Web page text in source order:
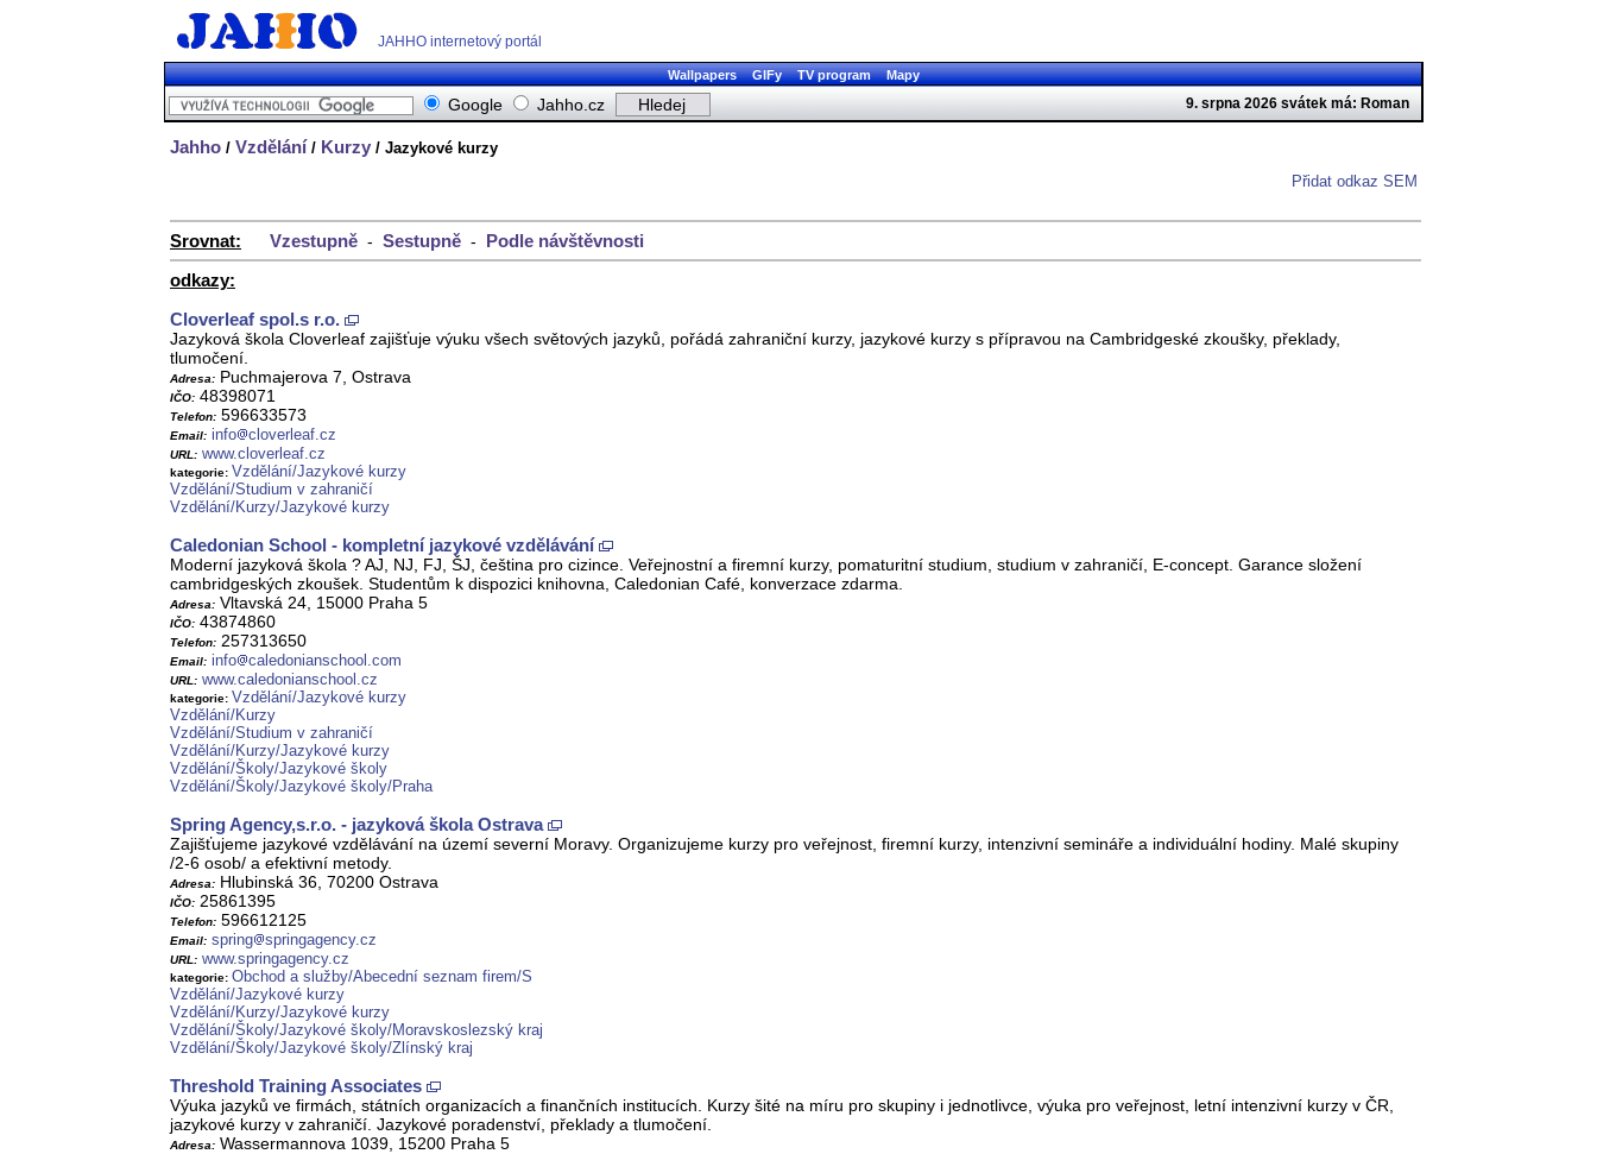
JAHHO internetový portál
Wallpapers GIFy TV program Mapy
9. srpna 2026 svátek má: Roman
Google Jahho.cz
Jahho / Vzdělání / Kurzy / Jazykové kurzy
Přidat odkaz SEM
Srovnat: Vzestupně - Sestupně - Podle návštěvnosti
odkazy:
Cloverleaf spol.s r.o.
Jazyková škola Cloverleaf zajišťuje výuku všech světových jazyků, pořádá zahraniční kurzy, jazykové kurzy s přípravou na Cambridgeské zkoušky, překlady,
tlumočení.
Adresa: Puchmajerova 7, Ostrava
IČO: 48398071
Telefon: 596633573
Email: info cloverleaf.cz
URL: www.cloverleaf.cz
kategorie: Vzdělání/Jazykové kurzy
Vzdělání/Studium v zahraničí
Vzdělání/Kurzy/Jazykové kurzy
Caledonian School - kompletní jazykové vzdělávání
Moderní jazyková škola ? AJ, NJ, FJ, ŠJ, čeština pro cizince. Veřejnostní a firemní kurzy, pomaturitní studium, studium v zahraničí, E-concept. Garance složení
cambridgeských zkoušek. Studentům k dispozici knihovna, Caledonian Café, konverzace zdarma.
Adresa: Vltavská 24, 15000 Praha 5
IČO: 43874860
Telefon: 257313650
Email: info caledonianschool.com
URL: www.caledonianschool.cz
kategorie: Vzdělání/Jazykové kurzy
Vzdělání/Kurzy
Vzdělání/Studium v zahraničí
Vzdělání/Kurzy/Jazykové kurzy
Vzdělání/Školy/Jazykové školy
Vzdělání/Školy/Jazykové školy/Praha
Spring Agency,s.r.o. - jazyková škola Ostrava
Zajišťujeme jazykové vzdělávání na území severní Moravy. Organizujeme kurzy pro veřejnost, firemní kurzy, intenzivní semináře a individuální hodiny. Malé skupiny
/2-6 osob/ a efektivní metody.
Adresa: Hlubinská 36, 70200 Ostrava
IČO: 25861395
Telefon: 596612125
Email: spring springagency.cz
URL: www.springagency.cz
kategorie: Obchod a služby/Abecední seznam firem/S
Vzdělání/Jazykové kurzy
Vzdělání/Kurzy/Jazykové kurzy
Vzdělání/Školy/Jazykové školy/Moravskoslezský kraj
Vzdělání/Školy/Jazykové školy/Zlínský kraj
Threshold Training Associates
Výuka jazyků ve firmách, státních organizacích a finančních institucích. Kurzy šité na míru pro skupiny i jednotlivce, výuka pro veřejnost, letní intenzivní kurzy v ČR,
jazykové kurzy v zahraničí. Jazykové poradenství, překlady a tlumočení.
Adresa: Wassermannova 1039, 15200 Praha 5